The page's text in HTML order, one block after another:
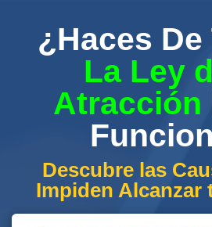
¿Haces
La Ley
Atracción
Descubre las
Impiden Alcanzar